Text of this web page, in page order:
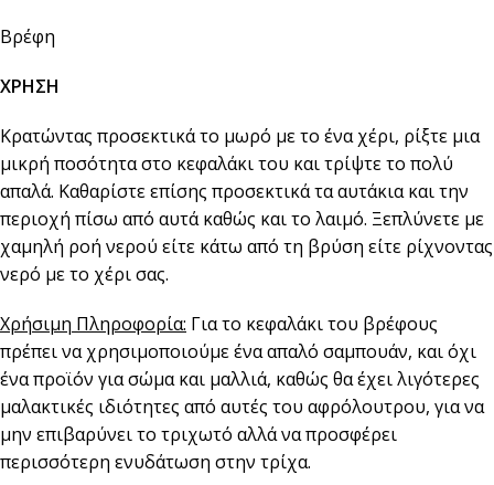
Βρέφη
ΧΡΗΣΗ
Κρατώντας προσεκτικά το μωρό με το ένα χέρι, ρίξτε μια
μικρή ποσότητα στο κεφαλάκι του και τρίψτε το πολύ
απαλά. Καθαρίστε επίσης προσεκτικά τα αυτάκια και την
περιοχή πίσω από αυτά καθώς και το λαιμό. Ξεπλύνετε με
χαμηλή ροή νερού είτε κάτω από τη βρύση είτε ρίχνοντας
νερό με το χέρι σας.
Χρήσιμη Πληροφορία: Για το κεφαλάκι του βρέφους
πρέπει να χρησιμοποιούμε ένα απαλό σαμπουάν, και όχι
ένα προϊόν για σώμα και μαλλιά, καθώς θα έχει λιγότερες
μαλακτικές ιδιότητες από αυτές του αφρόλουτρου, για να
μην επιβαρύνει το τριχωτό αλλά να προσφέρει
περισσότερη ενυδάτωση στην τρίχα.